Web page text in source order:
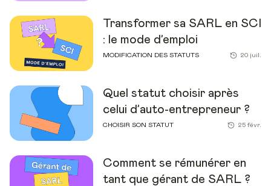
Transformer sa SARL en SCI
: le mode d’emploi
MODIFICATION DES STATUTS 20 juil.
Quel statut choisir après
celui d’auto-entrepreneur ?
CHOISIR SON STATUT 25 févr.
Comment se rémunérer en
tant que gérant de SARL ?